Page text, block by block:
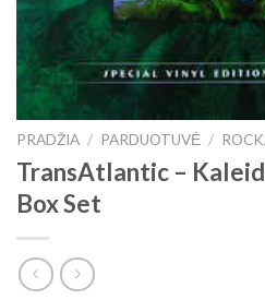
PRADŽIA / PARDUOTUVĖ /
TransAtlantic ‎–
Box Set